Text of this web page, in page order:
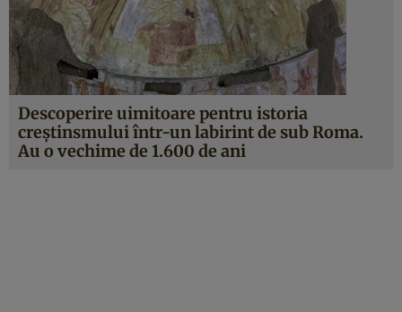
Descoperire uimitoare pentru istoria
creştinsmului într-un labirint de sub Roma.
Au o vechime de 1.600 de ani